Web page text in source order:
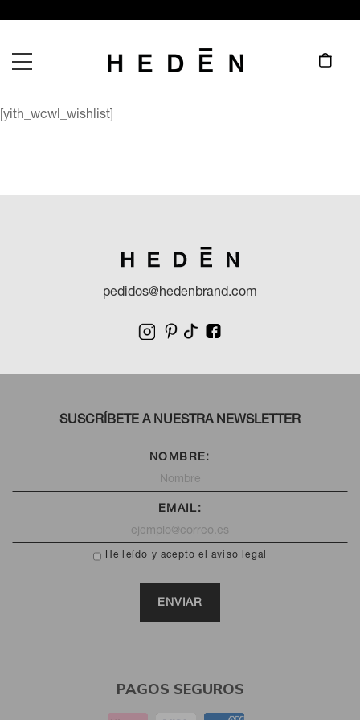
[yith_wcwl_wishlist]
pedidos@hedenbrand.com
SUSCRÍBETE A NUESTRA NEWSLETTER
NOMBRE:
EMAIL:
He leído y acepto el aviso legal
PAGOS SEGUROS